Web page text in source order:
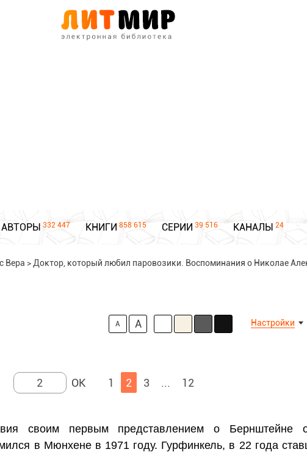
АВТОРЫ 332 447 КНИГИ 858 615 СЕРИИ 39 516 КАНАЛЫ 24
Вера > Доктор, который любил паровозики. Воспоминания о Николае
Настройки
A A
1 2 3 ... 12
своим первым представлением о Бернштейне
в Мюнхене в 1971 году. Гурфинкель, в 22 года